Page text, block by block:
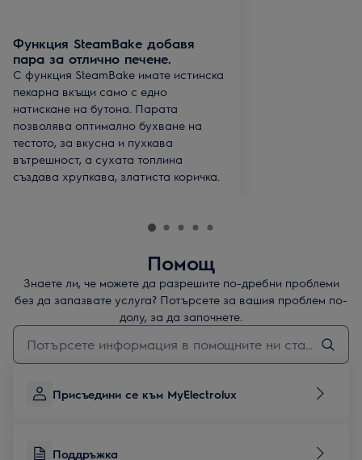
Функция SteamBake добавя
пара за отлично печене.
С функция SteamBake имате истинска
пекарна вкъщи само с едно
натискане на бутона. Парата
позволява оптимално бухване на
тестото, за вкусна и пухкава
вътрешност, а сухата топлина
създава хрупкава, златиста коричка.
Помощ
Знаете ли, че можете да разрешите по-дребни проблеми
без да запазвате услуга? Потърсете за вашия проблем по-
долу, за да започнете.
Въведете текст за да потърсите статии за поддръжка
Присъедини се към MyElectrolux
Поддръжка